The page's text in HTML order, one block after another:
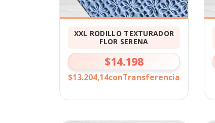
XXL RODILLO TEXTURADOR
FLOR SERENA
$14.198
$13.204,14conTransferencia